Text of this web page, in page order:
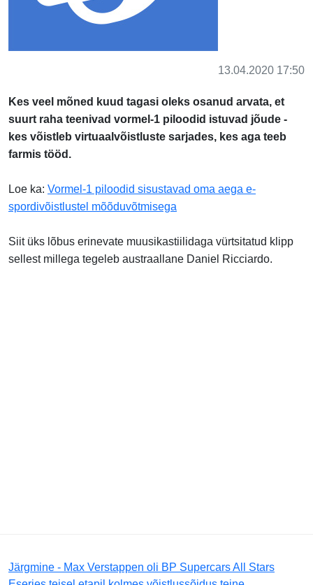
13.04.2020 17:50
Kes veel mõned kuud tagasi oleks osanud arvata, et
suurt raha teenivad vormel-1 piloodid istuvad jõude -
kes võistleb virtuaalvõistluste sarjades, kes aga teeb
farmis tööd.
Loe ka: Vormel-1 piloodid sisustavad oma aega e-
spordivõistlustel mõõduvõtmisega
Siit üks lõbus erinevate muusikastiilidaga vürtsitatud klipp
sellest millega tegeleb austraallane Daniel Ricciardo.
Järgmine - Max Verstappen oli BP Supercars All Stars